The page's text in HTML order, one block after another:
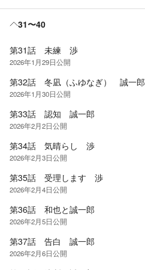
31〜40
第31話 未練 渉
2026年1月29日公開
第32話 冬凪（ふゆなぎ） 誠一郎
2026年1月30日公開
第33話 認知 誠一郎
2026年2月2日公開
第34話 気晴らし 渉
2026年2月3日公開
第35話 受理します 渉
2026年2月4日公開
第36話 和也と誠一郎
2026年2月5日公開
第37話 告白 誠一郎
2026年2月6日公開